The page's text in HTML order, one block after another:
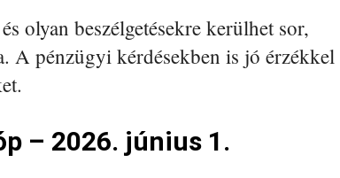
olyan beszélgetésekre kerülhet sor,
A pénzügyi kérdésekben is jó érzékkel
– 2026. június 1.